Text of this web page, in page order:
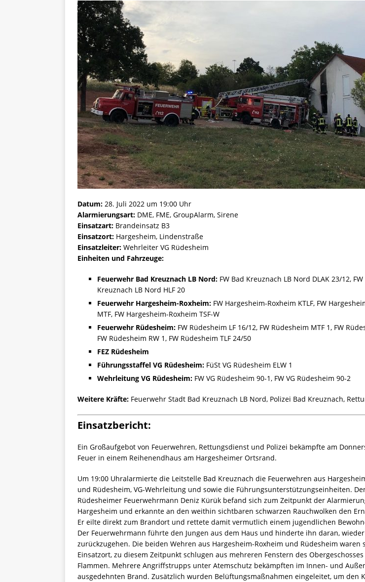
Datum: 28. Juli 2022 um 19:00 Uhr
Alarmierungsart: DME, FME, GroupAlarm, Sirene
Einsatzart: Brandeinsatz B3
Einsatzort: Hargesheim, Lindenstraße
Einsatzleiter: Wehrleiter VG Rüdesheim
Einheiten und Fahrzeuge:
Feuerwehr Bad Kreuznach LB Nord: FW Bad Kreuznach LB Nord DLAK 23/12, FW
Kreuznach LB Nord HLF 20
Feuerwehr Hargesheim-Roxheim: FW Hargesheim-Roxheim KTLF, FW
MTF, FW Hargesheim-Roxheim TSF-W
Feuerwehr Rüdesheim: FW Rüdesheim LF 16/12, FW Rüdesheim MTF 1, FW
FW Rüdesheim RW 1, FW Rüdesheim TLF 24/50
FEZ Rüdesheim
Führungsstaffel VG Rüdesheim: FüSt VG Rüdesheim ELW 1
Wehrleitung VG Rüdesheim: FW VG Rüdesheim 90-1, FW VG Rüdesheim 90-2
Weitere Kräfte: Feuerwehr Stadt Bad Kreuznach LB Nord, Polizei Bad Kreuznach,
Einsatzbericht:
Ein Großaufgebot von Feuerwehren, Rettungsdienst und Polizei bekämpfte am
Feuer in einem Reihenendhaus am Hargesheimer Ortsrand.
Um 19:00 Uhralarmierte die Leitstelle Bad Kreuznach die Feuerwehren aus
und Rüdesheim, VG-Wehrleitung und sowie die Führungsunterstützungseinheiten.
Rüdesheimer Feuerwehrmann Deniz Kürük befand sich zum Zeitpunkt der
Hargesheim und erkannte an den weithin sichtbaren schwarzen Rauchwolken den
Er eilte direkt zum Brandort und rettete damit vermutlich einem jugendlichen
Der Feuerwehrmann führte den Jungen aus dem Haus und hinderte ihn daran,
zurückzugehen. Die beiden Wehren aus Hargesheim-Roxheim und Rüdesheim waren
Einsatzort, zu diesem Zeitpunkt schlugen aus mehreren Fenstern des
Flammen. Mehrere Angriffstrupps unter Atemschutz bekämpften im Innen- und
ausgedehnten Brand. Zusätzlich wurden Belüftungsmaßnahmen eingeleitet, um den